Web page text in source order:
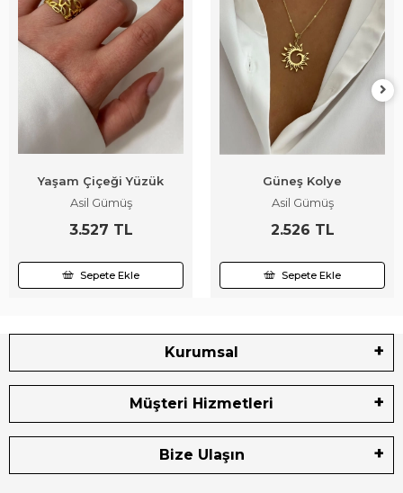
Yaşam Çiçeği Yüzük
Asil Gümüş
3.527 TL
Sepete Ekle
Güneş Kolye
Asil Gümüş
2.526 TL
Sepete Ekle
Kurumsal
Müşteri Hizmetleri
Bize Ulaşın